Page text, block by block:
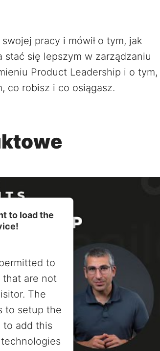
pracy i mówił o tym, jak
się lepszym w zarządzaniu
Product Leadership i o tym,
co robisz i co osiągasz.
to load the
to
are not
The
to setup the
to add this